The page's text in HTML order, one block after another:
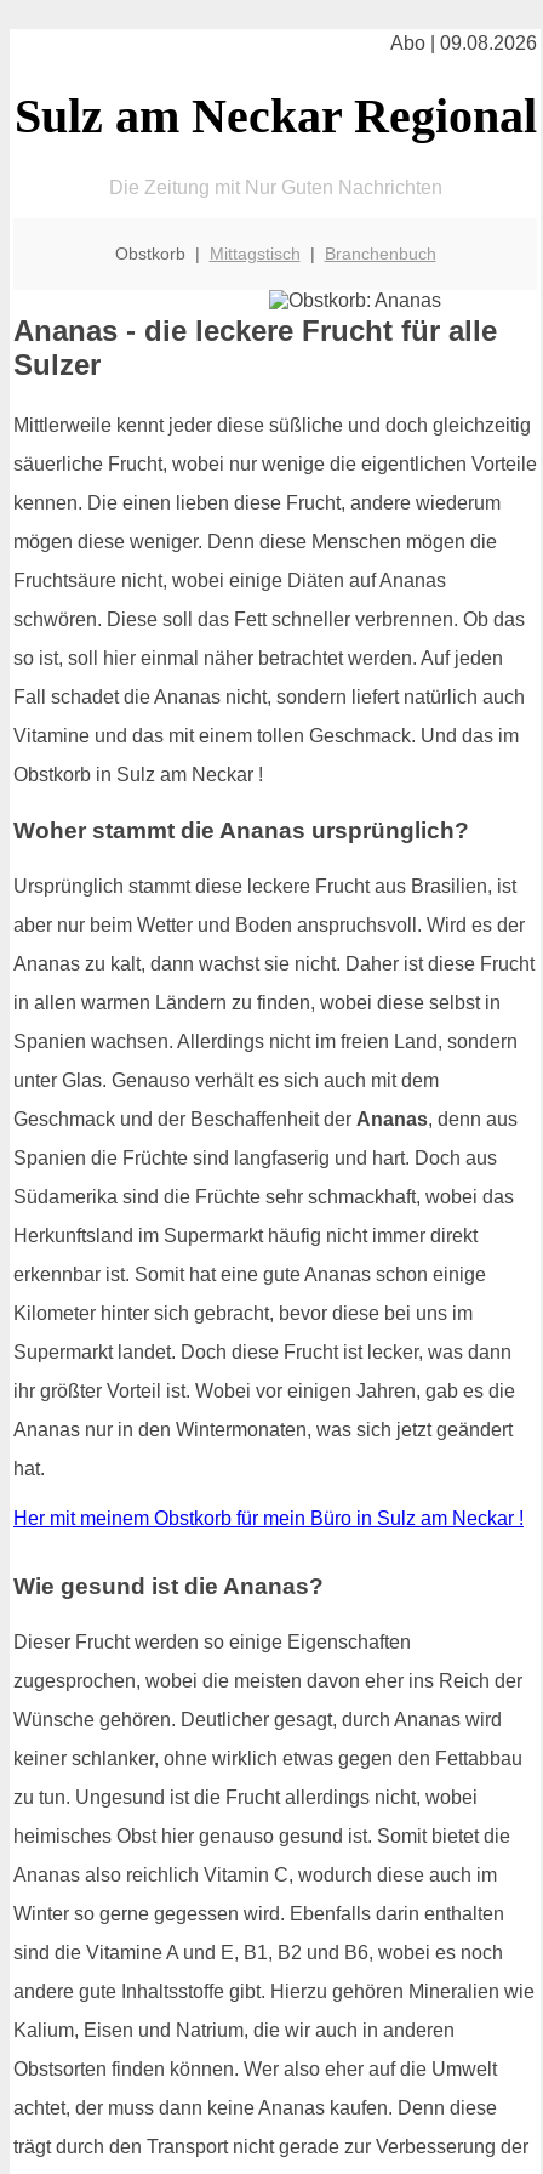
Abo | 09.08.2026
Sulz am Neckar Regional
Die Zeitung mit Nur Guten Nachrichten
Obstkorb | Mittagstisch | Branchenbuch
Ananas - die leckere Frucht für alle
Sulzer
Mittlerweile kennt jeder diese süßliche und doch gleichzeitig
säuerliche Frucht, wobei nur wenige die eigentlichen Vorteile
kennen. Die einen lieben diese Frucht, andere wiederum
mögen diese weniger. Denn diese Menschen mögen die
Fruchtsäure nicht, wobei einige Diäten auf Ananas
schwören. Diese soll das Fett schneller verbrennen. Ob das
so ist, soll hier einmal näher betrachtet werden. Auf jeden
Fall schadet die Ananas nicht, sondern liefert natürlich auch
Vitamine und das mit einem tollen Geschmack. Und das im
Obstkorb in Sulz am Neckar !
Woher stammt die Ananas ursprünglich?
Ursprünglich stammt diese leckere Frucht aus Brasilien, ist
aber nur beim Wetter und Boden anspruchsvoll. Wird es der
Ananas zu kalt, dann wachst sie nicht. Daher ist diese Frucht
in allen warmen Ländern zu finden, wobei diese selbst in
Spanien wachsen. Allerdings nicht im freien Land, sondern
unter Glas. Genauso verhält es sich auch mit dem
Geschmack und der Beschaffenheit der Ananas, denn aus
Spanien die Früchte sind langfaserig und hart. Doch aus
Südamerika sind die Früchte sehr schmackhaft, wobei das
Herkunftsland im Supermarkt häufig nicht immer direkt
erkennbar ist. Somit hat eine gute Ananas schon einige
Kilometer hinter sich gebracht, bevor diese bei uns im
Supermarkt landet. Doch diese Frucht ist lecker, was dann
ihr größter Vorteil ist. Wobei vor einigen Jahren, gab es die
Ananas nur in den Wintermonaten, was sich jetzt geändert
hat.
Her mit meinem Obstkorb für mein Büro in Sulz am Neckar !
Wie gesund ist die Ananas?
Dieser Frucht werden so einige Eigenschaften
zugesprochen, wobei die meisten davon eher ins Reich der
Wünsche gehören. Deutlicher gesagt, durch Ananas wird
keiner schlanker, ohne wirklich etwas gegen den Fettabbau
zu tun. Ungesund ist die Frucht allerdings nicht, wobei
heimisches Obst hier genauso gesund ist. Somit bietet die
Ananas also reichlich Vitamin C, wodurch diese auch im
Winter so gerne gegessen wird. Ebenfalls darin enthalten
sind die Vitamine A und E, B1, B2 und B6, wobei es noch
andere gute Inhaltsstoffe gibt. Hierzu gehören Mineralien wie
Kalium, Eisen und Natrium, die wir auch in anderen
Obstsorten finden können. Wer also eher auf die Umwelt
achtet, der muss dann keine Ananas kaufen. Denn diese
trägt durch den Transport nicht gerade zur Verbesserung der